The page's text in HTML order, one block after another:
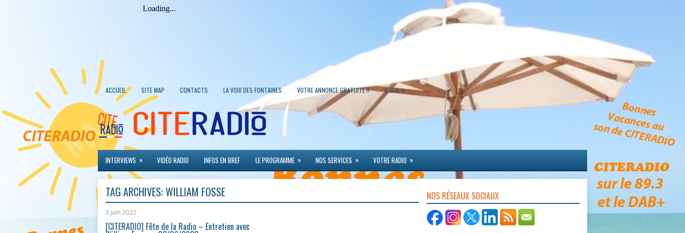
ACCUEIL SITE MAP CONTACTS LA VOIX DES FONTAINES VOTRE ANNONCE GRATUITE !! C.G.U. »
INTERVIEWS » VIDÉO RADIO INFOS EN BREF LE PROGRAMME » NOS SERVICES » VOTRE RADIO »
TAG ARCHIVES:WILLIAM FOSSE
3 juin 2022
[CITERADIO] Fête de la Radio – Entretien avec
NOS RÉSEAUX SOCIAUX